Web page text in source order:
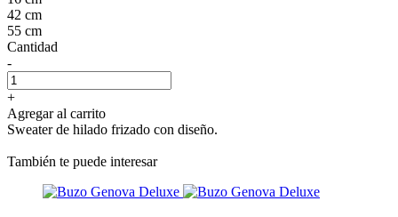
42 cm
55 cm
Cantidad
-
+
Agregar al carrito
Sweater de hilado frizado con diseño.
También te puede interesar